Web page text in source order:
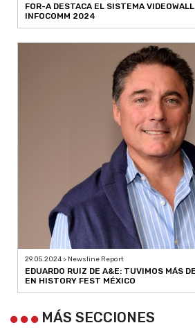
FOR-A DESTACA EL SISTEMA
INFOCOMM 2024
29.05.2024 > Newsline Report
EDUARDO RUIZ DE A&E: TUVIMOS MÁS
EN HISTORY FEST MÉXICO
MÁS SECCIONES